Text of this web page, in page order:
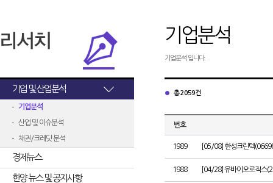
기업 및 산업분석
기업분석
산업 및 이슈분석
채권/크레딧 분석
경제뉴스
한양 뉴스 및 공지사항
기업분석
기업분석 입니다.
총 2059건
번호
1989 [05/08] 한성크린텍
1988 [04/28] 유바이오로직스